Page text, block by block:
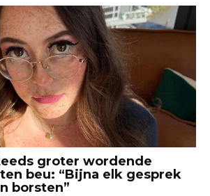
groter wordende
beu: “Bijna elk gesprek
borsten”